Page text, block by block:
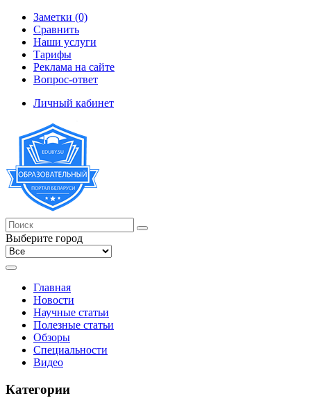
Заметки (0)
Сравнить
Наши услуги
Тарифы
Реклама на сайте
Вопрос-ответ
Личный кабинет
Выберите город
Главная
Новости
Научные статьи
Полезные статьи
Обзоры
Специальности
Видео
Категории